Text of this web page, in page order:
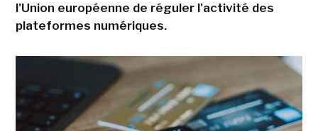
l'Union européenne de réguler l'activité des
plateformes numériques.